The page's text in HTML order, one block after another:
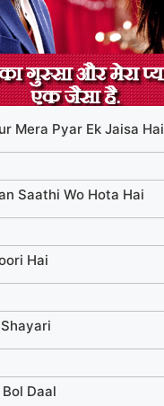
Mera Pyar Ek Jaisa Hai
Saathi Wo Hota Hai
Hai
Daal